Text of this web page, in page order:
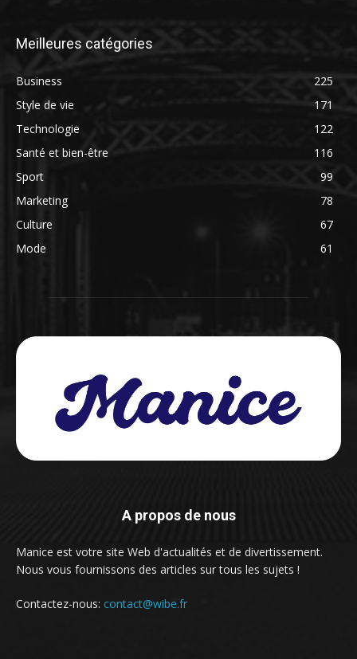
Meilleures catégories
Business
225
Style de vie
171
Technologie
122
Santé et bien-être
116
Sport
99
Marketing
78
Culture
67
Mode
61
A propos de nous
Manice est votre site Web d'actualités et de divertissement.
Nous vous fournissons des articles sur tous les sujets !
Contactez-nous: contact@wibe.fr